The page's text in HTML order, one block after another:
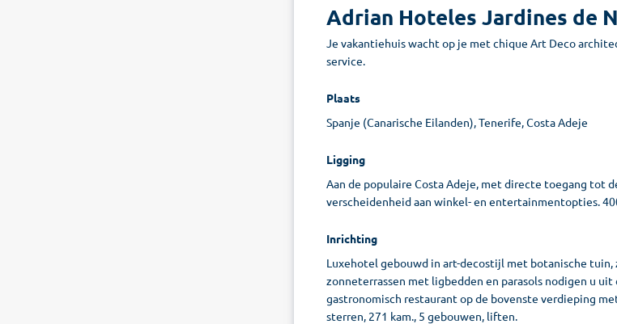
Adrian Hoteles Jardines de
Je vakantiehuis wacht op je met chique Art Deco
service.
Plaats
Spanje (Canarische Eilanden), Tenerife, Costa Adeje
Ligging
Aan de populaire Costa Adeje, met directe toegang tot
verscheidenheid aan winkel- en entertainmentopties.
Inrichting
Luxehotel gebouwd in art-decostijl met botanische
zonneterrassen met ligbedden en parasols nodigen u
gastronomisch restaurant op de bovenste verdieping
sterren, 271 kam., 5 gebouwen, liften.